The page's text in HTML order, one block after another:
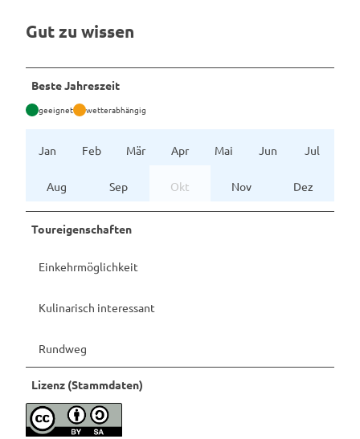
Gut zu wissen
Beste Jahreszeit
geeignet wetterabhängig
Jan Feb Mär Apr Mai Jun Jul
Aug Sep Okt Nov Dez
Toureigenschaften
Einkehrmöglichkeit
Kulinarisch interessant
Rundweg
Lizenz (Stammdaten)